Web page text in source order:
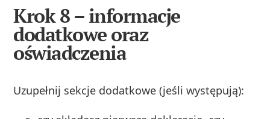
Krok 8 – informacje
dodatkowe oraz
oświadczenia
Uzupełnij sekcje dodatkowe (jeśli występują):